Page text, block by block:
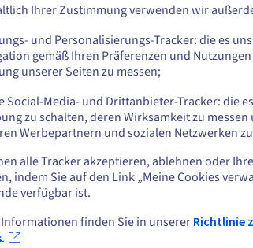
Kein SLA
Guides
Guides
zur [Website] Webseite
us.ovhcloud.com/public-cloud Englisch
der aktuellen Website bleiben
andere Website wählen
Ihrer Zustimmung verwenden wir
und Personalisierungs-Tracker: die es
gemäß Ihren Präferenzen und
unserer Seiten zu messen;
Social-Media- und Drittanbieter-Tracker: die
zu schalten, deren Wirksamkeit zu
Werbepartnern und sozialen Netzwerken
alle Tracker akzeptieren, ablehnen oder
indem Sie auf den Link „Meine Cookies
verfügbar ist.
finden Sie in unsererRichtlinie